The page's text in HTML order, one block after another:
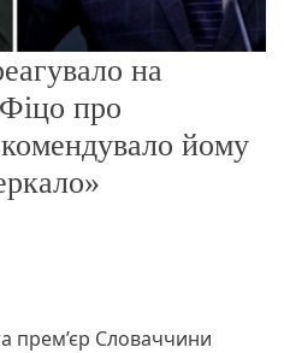
на
про
йому
прем’єр Словаччини